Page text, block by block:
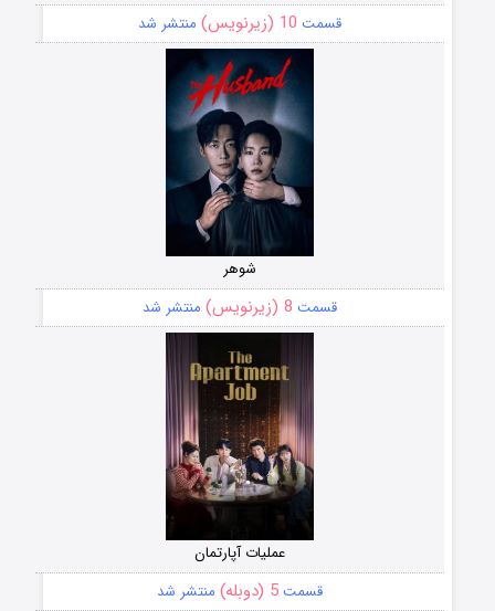
قسمت 10 (زیرنویس) منتشر شد
شوهر
قسمت 8 (زیرنویس) منتشر شد
عملیات آپارتمان
قسمت5 (دوبله) منتشر شد